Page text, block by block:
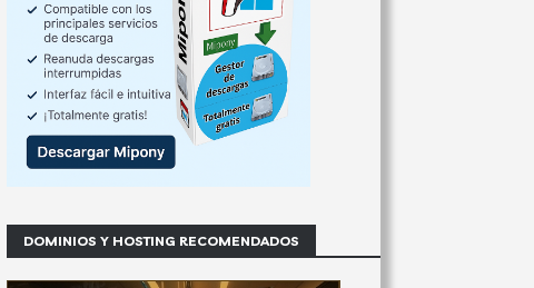
DOMINIOS Y HOSTING RECOMENDADOS